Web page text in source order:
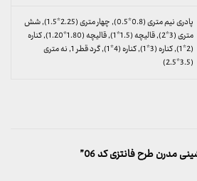
پادری نیم متری (0.8*0.5), چهار متری (2.25*1.5), شش
متری (3*2), قالیچه (1.5*1), قالیچه (1.80*1.20), کناره
(2*1), کناره (3*1), کناره (4*1), گرد قطر 1, نه متری
(3.5*2.5)
مدرن طرح فانتزی کد 06”